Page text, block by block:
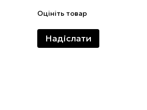
Оцініть товар
Надіслати